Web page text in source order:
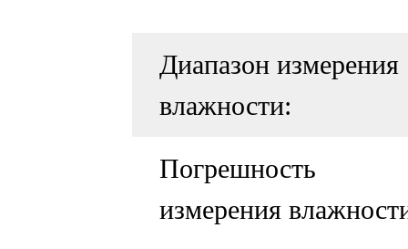
Диапазон измерения
влажности:
Погрешность
измерения